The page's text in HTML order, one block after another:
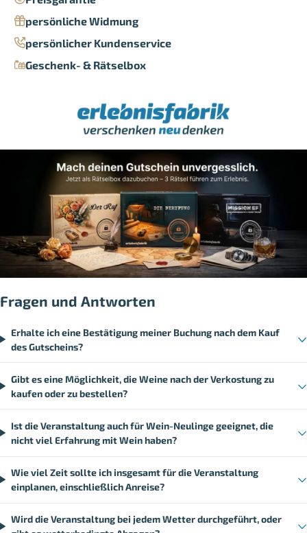
persönliche Widmung
persönlicher Kundenservice
Geschenk- & Rätselbox
Fragen und Antworten
Erhalte ich eine Bestätigung meiner Buchung nach dem Kauf
des Gutscheins?
Gibt es eine Möglichkeit, die Weine nach der Verkostung zu
kaufen oder zu bestellen?
Ist die Veranstaltung auch für Wein-Neulinge geeignet, die
nicht viel Erfahrung mit Wein haben?
Wie viel Zeit sollte ich insgesamt für die Veranstaltung
einplanen, einschließlich Anreise?
Wird die Veranstaltung bei jedem Wetter durchgeführt, oder